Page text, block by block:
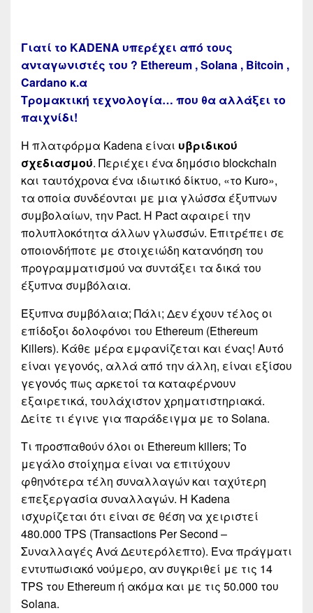
Γιατί το KADENA υπερέχει από τους
ανταγωνιστές του ? Ethereum , Solana , Bitcoin ,
Cardano κ.α
Τρομακτική τεχνολογία… που θα αλλάξει το
παιχνίδι!
Η πλατφόρμα Kadena είναι υβριδικού
σχεδιασμού. Περιέχει ένα δημόσιο blockchain
και ταυτόχρονα ένα ιδιωτικό δίκτυο, «το Kuro»,
τα οποία συνδέονται με μια γλώσσα έξυπνων
συμβολαίων, την Pact. Η Pact αφαιρεί την
πολυπλοκότητα άλλων γλωσσών. Επιτρέπει σε
οποιονδήποτε με στοιχειώδη κατανόηση του
προγραμματισμού να συντάξει τα δικά του
έξυπνα συμβόλαια.
Έξυπνα συμβόλαια; Πάλι; Δεν έχουν τέλος οι
επίδοξοι δολοφόνοι του Ethereum (Ethereum
Killers). Κάθε μέρα εμφανίζεται και ένας! Αυτό
είναι γεγονός, αλλά από την άλλη, είναι εξίσου
γεγονός πως αρκετοί τα καταφέρνουν
εξαιρετικά, τουλάχιστον χρηματιστηριακά.
Δείτε τι έγινε για παράδειγμα με το Solana.
Τι προσπαθούν όλοι οι Ethereum killers; Το
μεγάλο στοίχημα είναι να επιτύχουν
φθηνότερα τέλη συναλλαγών και ταχύτερη
επεξεργασία συναλλαγών. Η Kadena
ισχυρίζεται ότι είναι σε θέση να χειριστεί
480.000 TPS (Transactions Per Second –
Συναλλαγές Ανά Δευτερόλεπτο). Ένα πράγματι
εντυπωσιακό νούμερο, αν συγκριθεί με τις 14
TPS του Ethereum ή ακόμα και με τις 50.000 του
Solana.